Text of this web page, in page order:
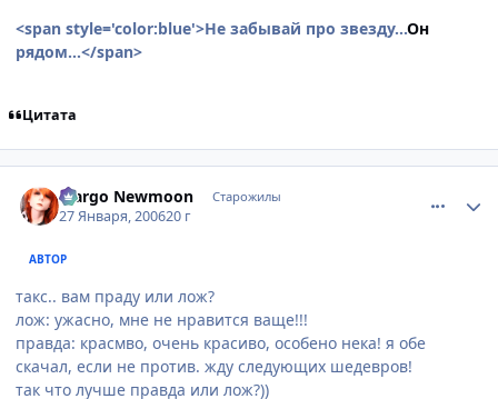
<span style='color:blue'>Не забывай про звезду...Он
рядом...</span>
Цитата
Margo Newmoon Старожилы
27 Января, 200620 г
АВТОР
такс.. вам праду или лож?
лож: ужасно, мне не нравится ваще!!!
правда: красмво, очень красиво, особено нека! я обе
скачал, если не против. жду следующих шедевров!
так что лучше правда или лож?))